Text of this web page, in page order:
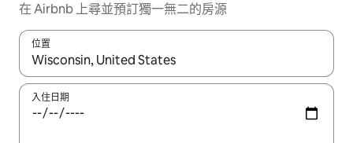
在 Airbnb 上尋並預訂獨一無二的房源
位置
如有搜尋結果，瀏覽內容時請使用上下箭頭，或輕點、滑動裝置。
入住日期